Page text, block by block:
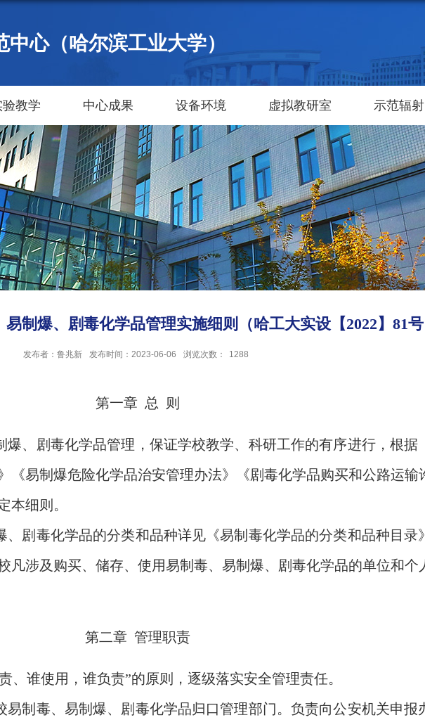
心（哈尔滨工业大学）
验教学 中心成果 设备环境 虚拟教研室 示范辐射
制爆、剧毒化学品管理实施细则（哈工大实设【2022】81号
发布者：鲁兆新 发布时间：2023-06-06 浏览次数： 1288
第一章 总 则
爆、剧毒化学品管理，保证学校教学、科研工作的有序进行，根据
《易制爆危险化学品治安管理办法》《剧毒化学品购买和公路运输
本细则。
、剧毒化学品的分类和品种详见《易制毒化学品的分类和品种目录
凡涉及购买、储存、使用易制毒、易制爆、剧毒化学品的单位和个
第二章 管理职责
、谁使用，谁负责”的原则，逐级落实安全管理责任。
易制毒、易制爆、剧毒化学品归口管理部门。负责向公安机关申报